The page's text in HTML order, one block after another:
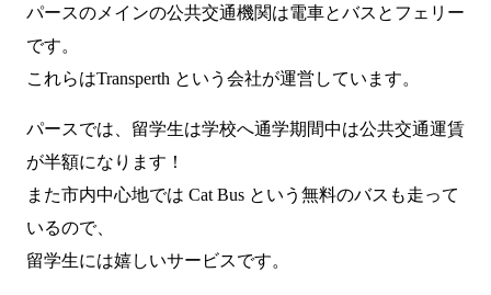
パースのメインの公共交通機関は電車とバスとフェリー
です。
これらはTransperth という会社が運営しています。
パースでは、留学生は学校へ通学期間中は公共交通運賃
が半額になります！
また市内中心地では Cat Bus という無料のバスも走って
いるので、
留学生には嬉しいサービスです。